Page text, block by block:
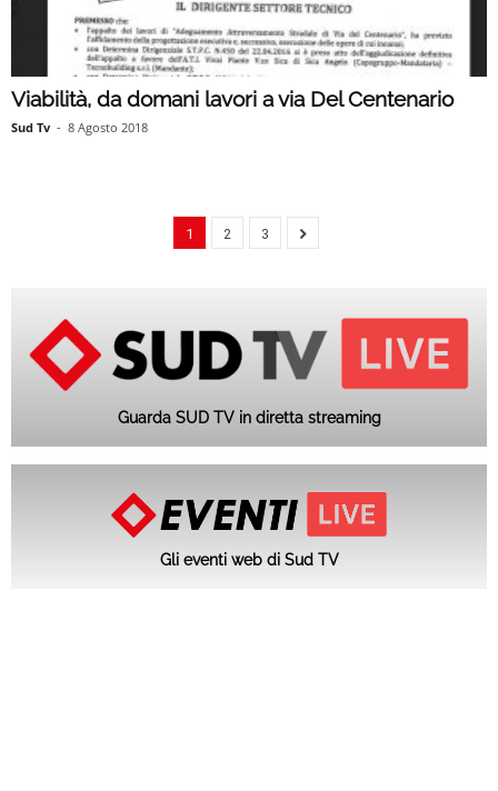
Viabilità, da domani lavori a via Del Centenario
Sud Tv - 8 Agosto 2018
1 2 3
Guarda SUD TV in diretta streaming
Gli eventi web di Sud TV